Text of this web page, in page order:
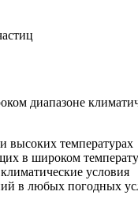
диапазоне
высоких температурах
в широком
условия
в любых погодных